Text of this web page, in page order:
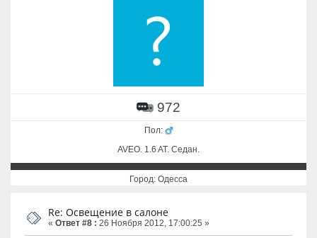
972
Пол:
AVEO. 1.6 AT. Cедан.
Город: Одесса
Re: Освещение в салоне
« Ответ #8 : 26 Ноября 2012, 17:00:25 »